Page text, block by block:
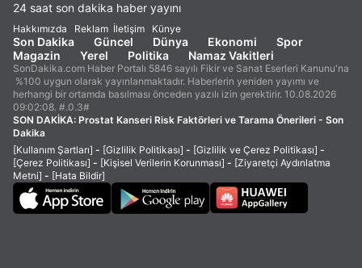
24 saat son dakika haber yayını
Hakkımızda Reklam İletişim Künye
Son Dakika Güncel Dünya Ekonomi
Spor
Magazin
Yerel Politika Namaz Vakitleri
SonDakika.com Haber Portalı 5846 sayılı Fikir ve Sanat Eserleri Kanunu'na
%100 uygun olarak yayınlanmaktadır. Haberlerin yeniden yayımı ve
herhangi bir ortamda basılması önceden yazılı izin gerektirir. 10.08.2026
09:02:08. #.0.3#
SON DAKİKA: Prostat Kanseri Risk Faktörleri ve Tarama Önerileri - Son
Dakika
[Kullanım Şartları] - [Gizlilik Politikası] - [Gizlilik ve Çerez Politikası] -
[Çerez Politikası] - [Kişisel Verilerin Korunması] - [Ziyaretçi Aydınlatma
Metni] - [Hata Bildir]